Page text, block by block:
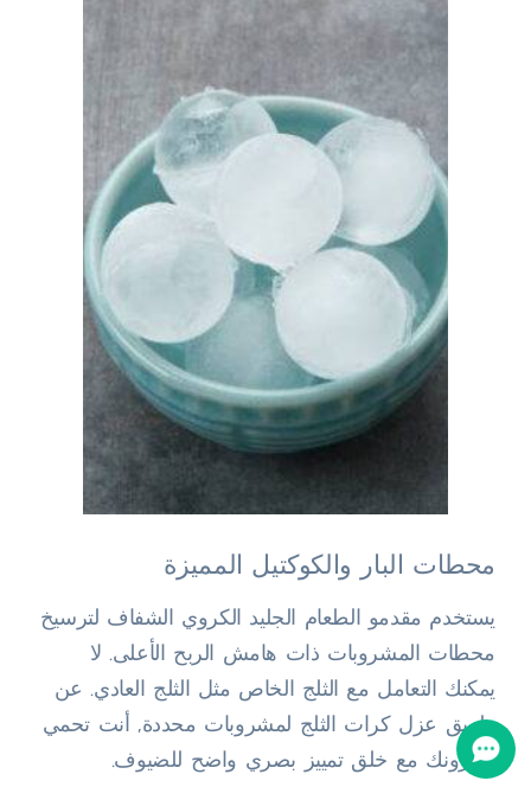
محطات البار والكوكتيل المميزة
يستخدم مقدمو الطعام الجليد الكروي الشفاف لترسيخ
محطات المشروبات ذات هامش الربح الأعلى. لا
يمكنك التعامل مع الثلج الخاص مثل الثلج العادي. عن
طريق عزل كرات الثلج لمشروبات محددة, أنت تحمي
مخزونك مع خلق تمييز بصري واضح للضيوف.